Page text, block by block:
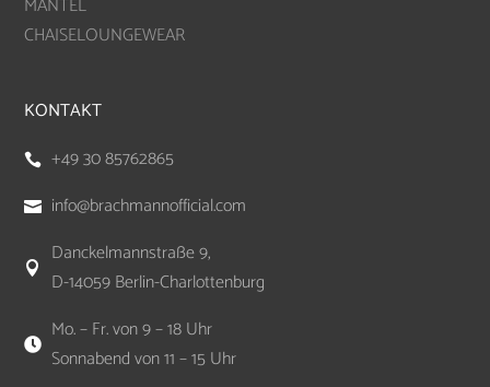
MÄNTEL
CHAISELOUNGEWEAR
KONTAKT
 +49 30 85762865
 info@brachmannofficial.com

Danckelmannstraße 9,
D-14059 Berlin-Charlottenburg

Mo. – Fr. von 9 – 18 Uhr
Sonnabend von 11 – 15 Uhr